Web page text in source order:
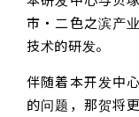
市・二色之滨产
技术的研发。
伴随着本开发中
的问题，那贺将